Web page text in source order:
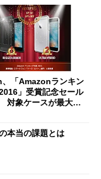
「Amazonランキン
」受賞記念セール
対象ケースが最大半
本当の課題とは